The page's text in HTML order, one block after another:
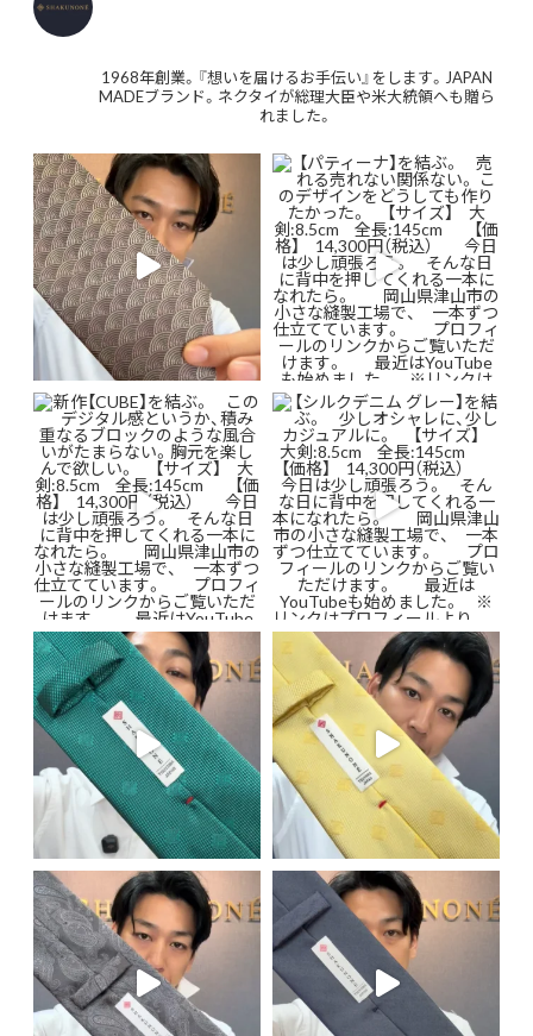
1968年創業。『想いを届けるお手伝い』をします。JAPAN
MADEブランド。ネクタイが総理大臣や米大統領へも贈ら
れました。